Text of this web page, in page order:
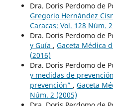
Dra. Doris Perdomo de
Gregorio Hernández
Caracas: Vol. 128 Núm.
Dra. Doris Perdomo de
y Guía , Gaceta Médica
(2016)
Dra. Doris Perdomo de
y medidas de
prevención” , Gaceta
Núm. 2 (2005)